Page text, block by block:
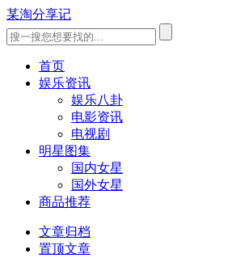
某淘分享记
首页
娱乐资讯
娱乐八卦
电影资讯
电视剧
明星图集
国内女星
国外女星
商品推荐
文章归档
置顶文章